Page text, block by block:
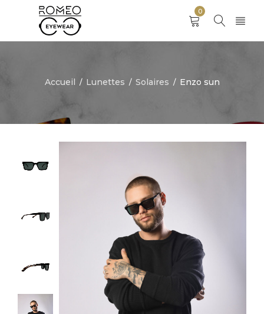
0
Accueil / Lunettes / Solaires / Enzo sun